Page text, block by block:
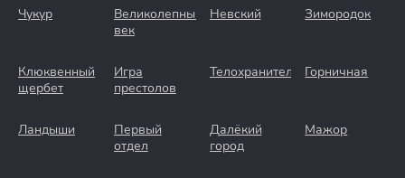
Чукур
Великолепный
век
Невский Зимородок
Клюквенный
щербет
Игра
престолов
Телохранители Горничная
Ландыши
Первый
отдел
Далёкий
город
Мажор